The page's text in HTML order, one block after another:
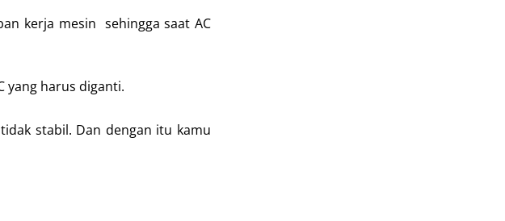
kerja mesin sehingga saat AC
yang harus diganti.
stabil. Dan dengan itu kamu